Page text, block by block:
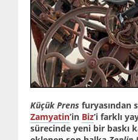
Küçük Prens furyasından
Zamyatin’in Biz’i farklı
sürecinde yeni bir baskı